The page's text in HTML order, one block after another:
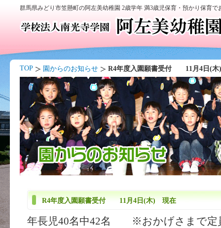
群馬県みどり市笠懸町の阿左美幼稚園 2歳学年 満3歳児保育・預かり保育
TOP 園からのお知らせ R4年度入園願書受付 11月4日(
R4年度入園願書受付 11月4日(木) 現在
年長児40名中42名 ※おかげさまで定